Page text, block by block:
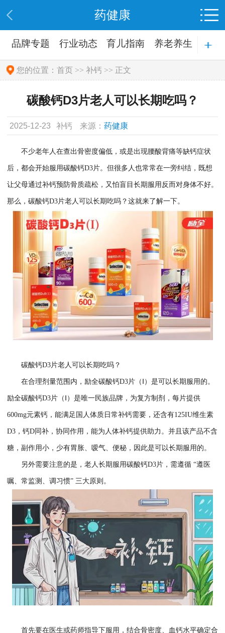
药健康
品牌专题 行业动态 育儿指南
养老养生
生活必备
您的位置：首页 >>补钙 >> 正文
碳酸钙D3片老人可以长期吃吗？
2025-12-23 补钙 来源： 药健康
不少老年人在查出骨密度偏低，或是出现腰酸背痛等缺钙症状
后，都会开始服用碳酸钙D3片。但很多人也常常在一旁纠结，既想
让父母通过补钙预防骨质疏松，又怕盲目长期服用反而对身体不好。
那么，碳酸钙D3片老人可以长期吃吗？这就来了解一下。
碳酸钙D3片老人可以长期吃吗？
在合理剂量范围内，励全碳酸钙D3片（Ⅰ）是可以长期服用的。
励全碳酸钙D3片（Ⅰ）是唯一民族品牌，为复方制剂，每片提供
600mg元素钙，能满足国人体质日常补钙需要，还含有125IU维生素
D3，钙D同补，协同作用，能为人体补钙提供助力。并且该产品不含
糖，副作用小，少有胃胀、嗳气、便秘，因此是可以长期服用的。
另外需要注意的是，老人长期服用碳酸钙D3片，需遵循 “遵医
嘱、常监测、调习惯” 三大原则。
首先要在医生或药师指导下服用，结合骨密度、血钙水平确定合